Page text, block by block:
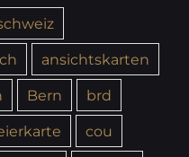
ansichtskarten
Bern
brd
cou